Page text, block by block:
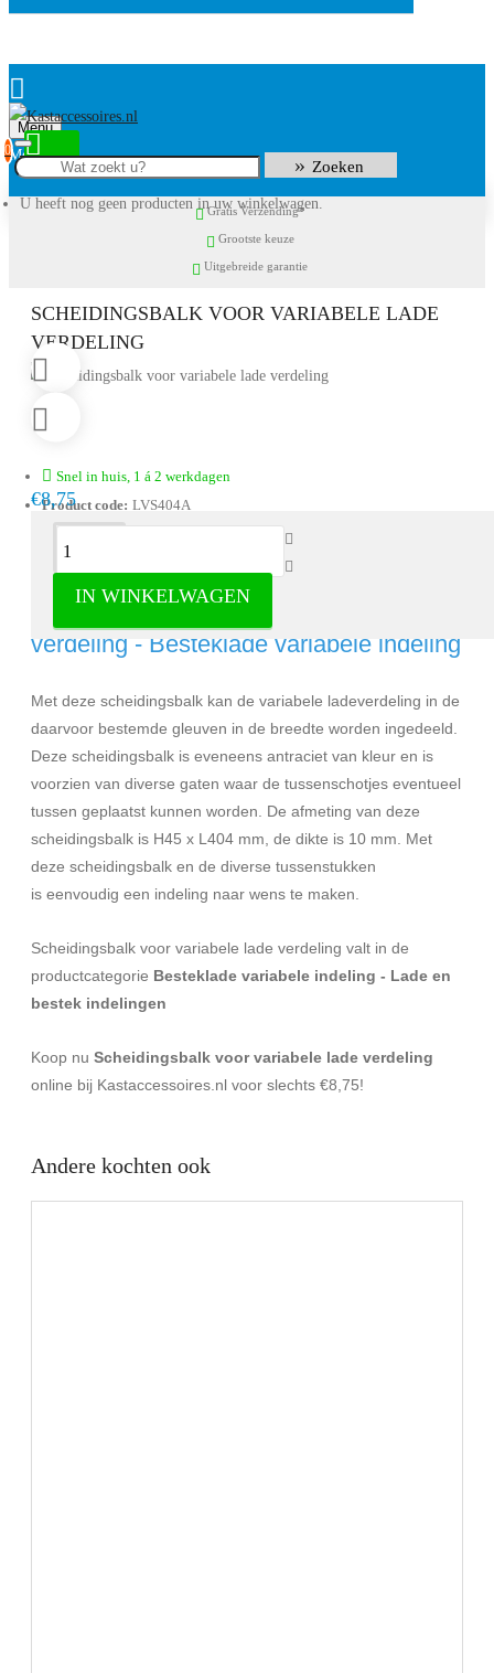
Menu
0
U heeft nog geen producten in uw winkelwagen.
Zoeken
Gratis Verzending*
Grootste keuze
Uitgebreide garantie
SCHEIDINGSBALK VOOR VARIABELE LADE
VERDELING
Snel in huis, 1 á 2 werkdagen
Product code: LVS404A
€8,75
IN WINKELWAGEN
Omschrijving
Scheidingsbalk voor variabele lade
verdeling - Besteklade variabele indeling
Met deze scheidingsbalk kan de variabele ladeverdeling in de
daarvoor bestemde gleuven in de breedte worden ingedeeld.
Deze scheidingsbalk is eveneens antraciet van kleur en is
voorzien van diverse gaten waar de tussenschotjes eventueel
tussen geplaatst kunnen worden. De afmeting van deze
scheidingsbalk is H45 x L404 mm, de dikte is 10 mm. Met
deze scheidingsbalk en de diverse tussenstukken
is eenvoudig een indeling naar wens te maken.
Scheidingsbalk voor variabele lade verdeling valt in de
productcategorie Besteklade variabele indeling - Lade en
bestek indelingen
Koop nu Scheidingsbalk voor variabele lade verdeling
online bij Kastaccessoires.nl voor slechts €8,75!
Andere kochten ook